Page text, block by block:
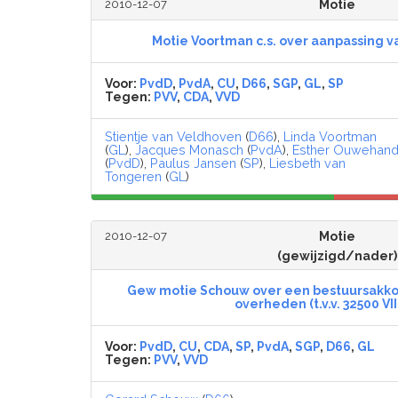
2010-12-07 Motie
Motie Voortman c.s. over aanpassing
Voor: PvdD, PvdA, CU, D66, SGP, GL, SP
Tegen: PVV, CDA, VVD
Stientje van Veldhoven (D66), Linda Voortman
(GL ), Jacques Monasch (PvdA), Esther Ouwehand
(PvdD), Paulus Jansen (SP), Liesbeth van
Tongeren (GL )
2010-12-07
Motie
(gewijzigd/nader)
Gew motie Schouw over een
overheden (t.v.v. 32500
Voor: PvdD, CU, CDA, SP, PvdA, SGP, D66, GL
Tegen: PVV, VVD